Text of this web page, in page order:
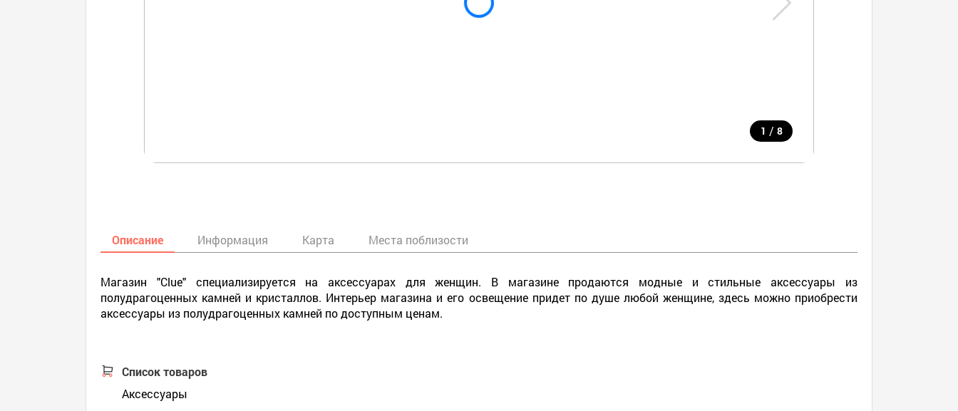
1 / 8
Описание Информация Карта Места поблизости
Магазин "Clue" специализируется на аксессуарах для женщин. В магазине продаются модные и стильные аксессуары из
полудрагоценных камней и кристаллов. Интерьер магазина и его освещение придет по душе любой женщине, здесь можно приобрести
аксессуары из полудрагоценных камней по доступным ценам.
Список товаров
Аксессуары